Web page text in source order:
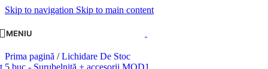
Skip to navigation Skip to main content
MENIU
Prima pagină / Lichidare De Stoc